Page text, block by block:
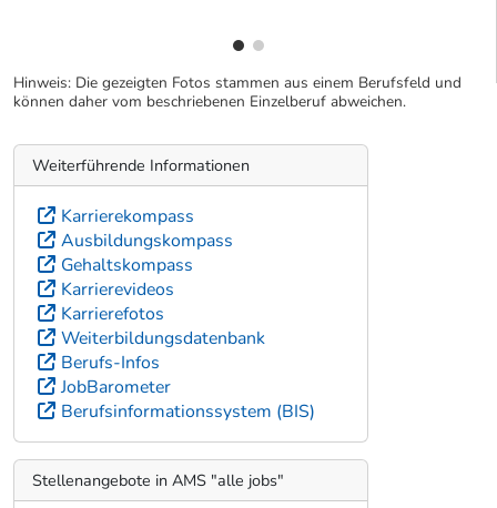
Hinweis: Die gezeigten Fotos stammen aus einem Berufsfeld und
können daher vom beschriebenen Einzelberuf abweichen.
Weiterführende Informationen
Karrierekompass
Ausbildungskompass
Gehaltskompass
Karrierevideos
Karrierefotos
Weiterbildungsdatenbank
Berufs-Infos
JobBarometer
Berufsinformationssystem (BIS)
Stellenangebote in AMS "alle jobs"